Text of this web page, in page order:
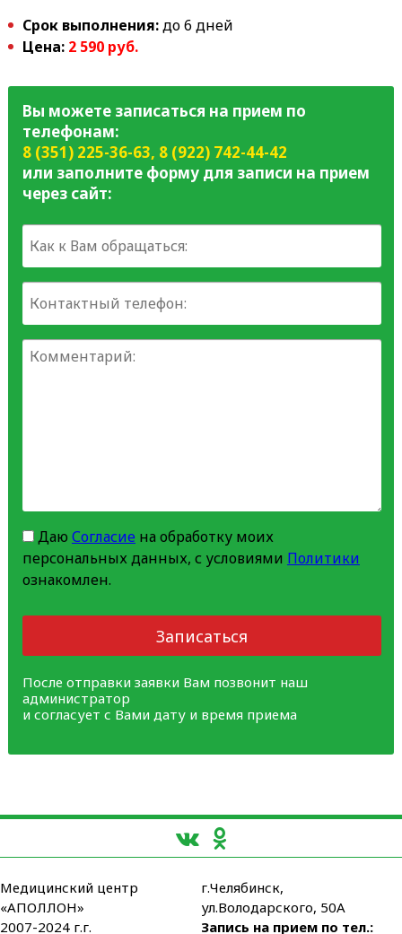
Срок выполнения:до 6 дней
Цена: 2 590 руб.
Вы можете записаться на прием по
телефонам:
8 (351) 225-36-63, 8 (922) 742-44-42
или заполните форму для записи на прием
через сайт:
Даю Согласиена обработку моих
персональных данных, с условиями Политики
ознакомлен.
Записаться
После отправки заявки Вам позвонит наш
администратор
и согласует с Вами дату и время приема
Медицинский центр
«АПОЛЛОН»
2007-2024 г.г.
г.Челябинск,
ул.Володарского, 50А
Запись на прием по тел.: